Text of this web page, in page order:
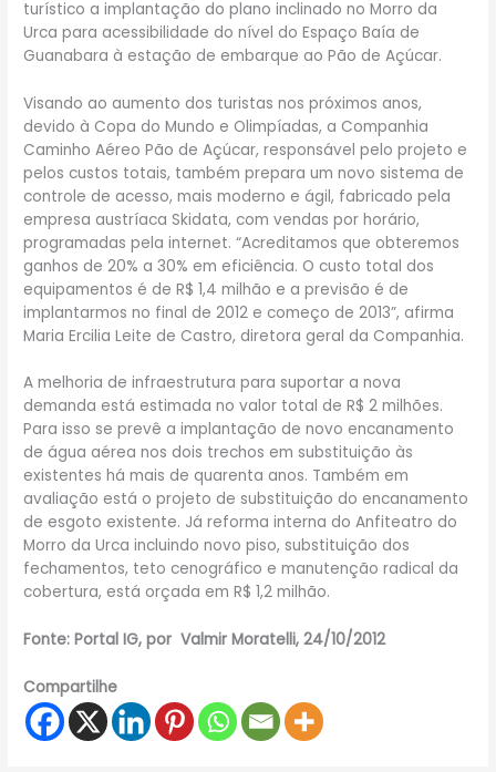
turístico a implantação do plano inclinado no Morro da
Urca para acessibilidade do nível do Espaço Baía de
Guanabara à estação de embarque ao Pão de Açúcar.
Visando ao aumento dos turistas nos próximos anos,
devido à Copa do Mundo e Olimpíadas, a Companhia
Caminho Aéreo Pão de Açúcar, responsável pelo projeto e
pelos custos totais, também prepara um novo sistema de
controle de acesso, mais moderno e ágil, fabricado pela
empresa austríaca Skidata, com vendas por horário,
programadas pela internet. “Acreditamos que obteremos
ganhos de 20% a 30% em eficiência. O custo total dos
equipamentos é de R$ 1,4 milhão e a previsão é de
implantarmos no final de 2012 e começo de 2013”, afirma
Maria Ercilia Leite de Castro, diretora geral da Companhia.
A melhoria de infraestrutura para suportar a nova
demanda está estimada no valor total de R$ 2 milhões.
Para isso se prevê a implantação de novo encanamento
de água aérea nos dois trechos em substituição às
existentes há mais de quarenta anos. Também em
avaliação está o projeto de substituição do encanamento
de esgoto existente. Já reforma interna do Anfiteatro do
Morro da Urca incluindo novo piso, substituição dos
fechamentos, teto cenográfico e manutenção radical da
cobertura, está orçada em R$ 1,2 milhão.
Fonte: Portal IG, por Valmir Moratelli, 24/10/2012
Compartilhe